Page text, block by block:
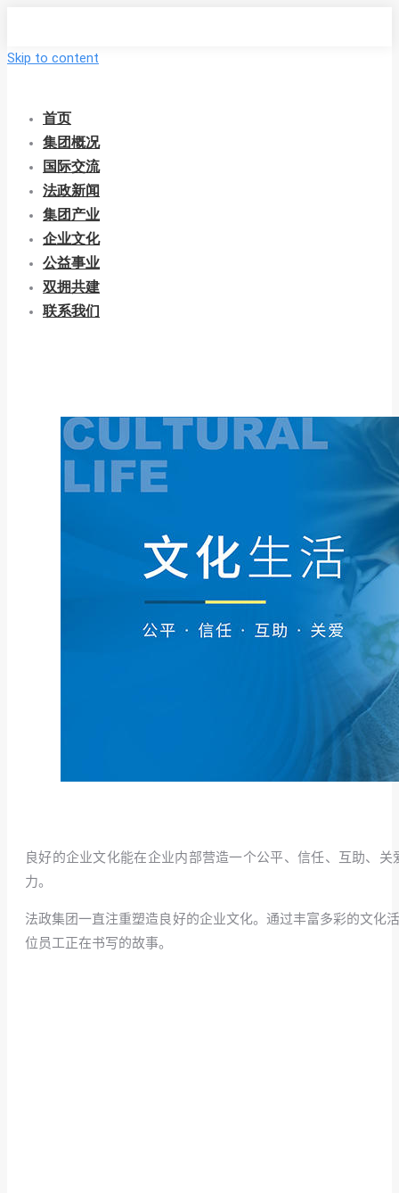
Skip to content
首页
集团概况
国际交流
法政新闻
集团产业
企业文化
公益事业
双拥共建
联系我们
良好的企业文化能在企业内部营造一个公平、信任、互助、
力。
法政集团一直注重塑造良好的企业文化。通过丰富多彩的文化
位员工正在书写的故事。